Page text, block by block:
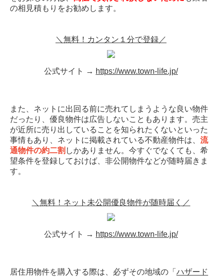
の相見積もりをお勧めします。
＼無料！カンタン１分で登録／
公式サイト → https://www.town-life.jp/
また、ネットに出回る前に売れてしまうような良い物件
だったり、優良物件は広告しないこともあります。売主
が近所に売り出していることを知られたくないといった
事情もあり、ネットに掲載されている不動産物件は、 流
通物件の約二割 しかありません。今すぐでなくても、希
望条件を登録しておけば、非公開物件などが随時届きま
す。
＼無料！ネット未公開優良物件が随時届く／
公式サイト → https://www.town-life.jp/
居住用物件を購入する際は、必ずその地域の「 ハザード